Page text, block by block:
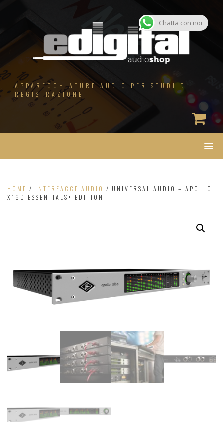
APPARECCHIATURE AUDIO PER STUDI DI
REGISTRAZIONE
HOME / INTERFACCE AUDIO / UNIVERSAL AUDIO – APOLLO
X16D ESSENTIALS+ EDITION
Chatta con noi